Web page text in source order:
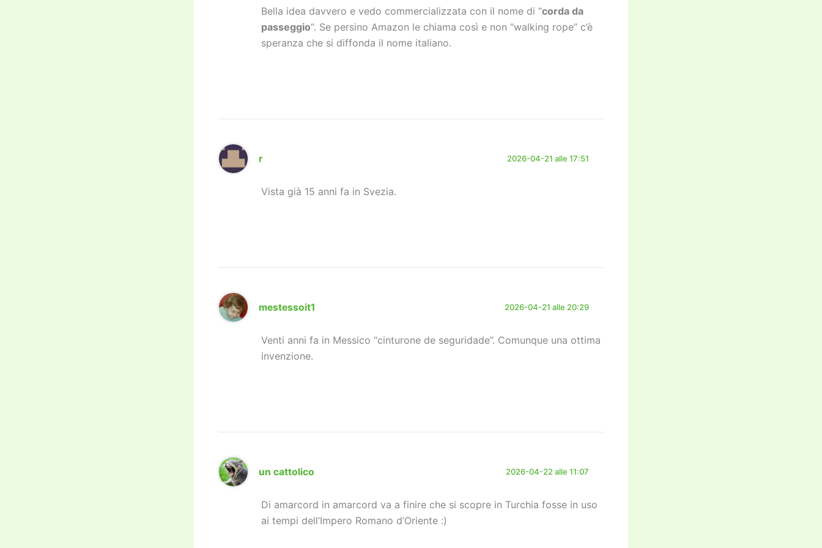
Bella idea davvero e vedo commercializzata con il nome di “corda da
passeggio“. Se persino Amazon le chiama così e non “walking rope” c’è
speranza che si diffonda il nome italiano.
r 2026-04-21 alle 17:51
Vista già 15 anni fa in Svezia.
mestessoit1 2026-04-21 alle 20:29
Venti anni fa in Messico “cinturone de seguridade”. Comunque una ottima
invenzione.
un cattolico 2026-04-22 alle 11:07
Di amarcord in amarcord va a finire che si scopre in Turchia fosse in uso
ai tempi dell’Impero Romano d’Oriente :)